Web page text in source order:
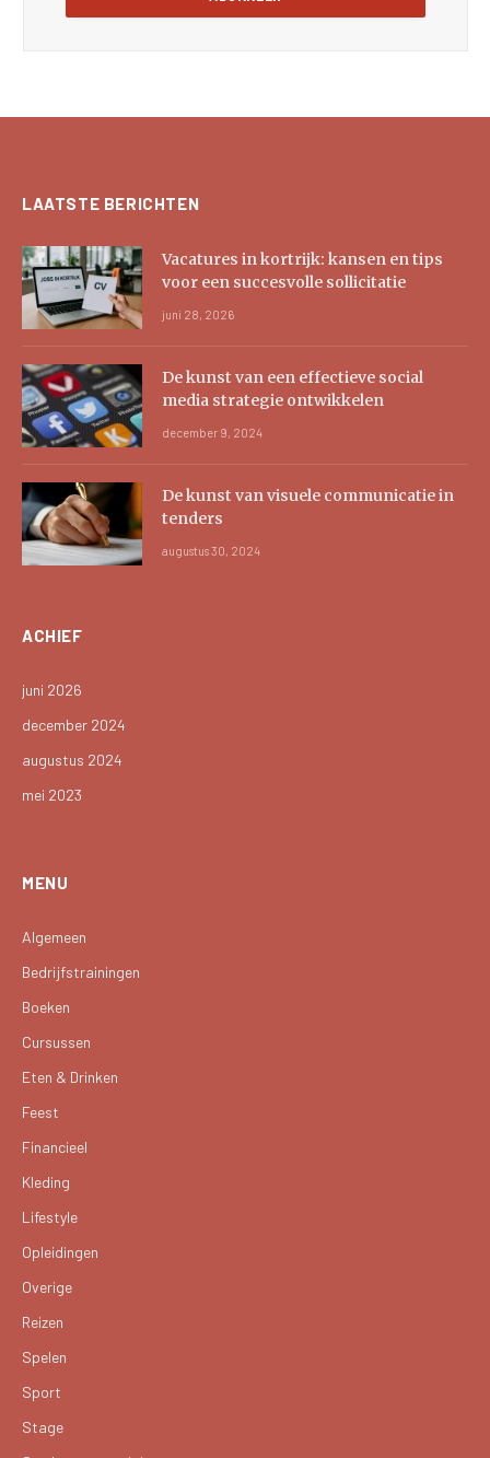
LAATSTE BERICHTEN
Vacatures in kortrijk: kansen en tips
voor een succesvolle sollicitatie
juni 28, 2026
De kunst van een effectieve social
media strategie ontwikkelen
december 9, 2024
De kunst van visuele communicatie in
tenders
augustus 30, 2024
ACHIEF
juni 2026
december 2024
augustus 2024
mei 2023
MENU
Algemeen
Bedrijfstrainingen
Boeken
Cursussen
Eten & Drinken
Feest
Financieel
Kleding
Lifestyle
Opleidingen
Overige
Reizen
Spelen
Sport
Stage